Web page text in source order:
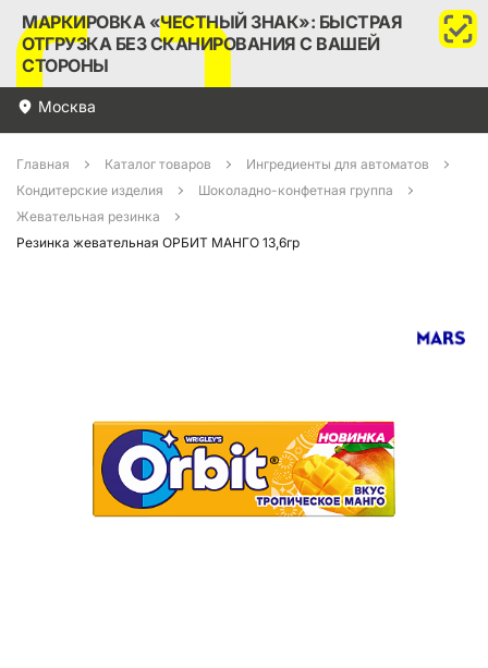
МАРКИРОВКА «ЧЕСТНЫЙ ЗНАК»: БЫСТРАЯ
ОТГРУЗКА БЕЗ СКАНИРОВАНИЯ С ВАШЕЙ
СТОРОНЫ
Москва
Главная Каталог товаров
Ингредиенты для автоматов
Кондитерские изделия
Шоколадно-конфетная группа
Жевательная резинка
Резинка жевательная ОРБИТ МАНГО 13,6гр